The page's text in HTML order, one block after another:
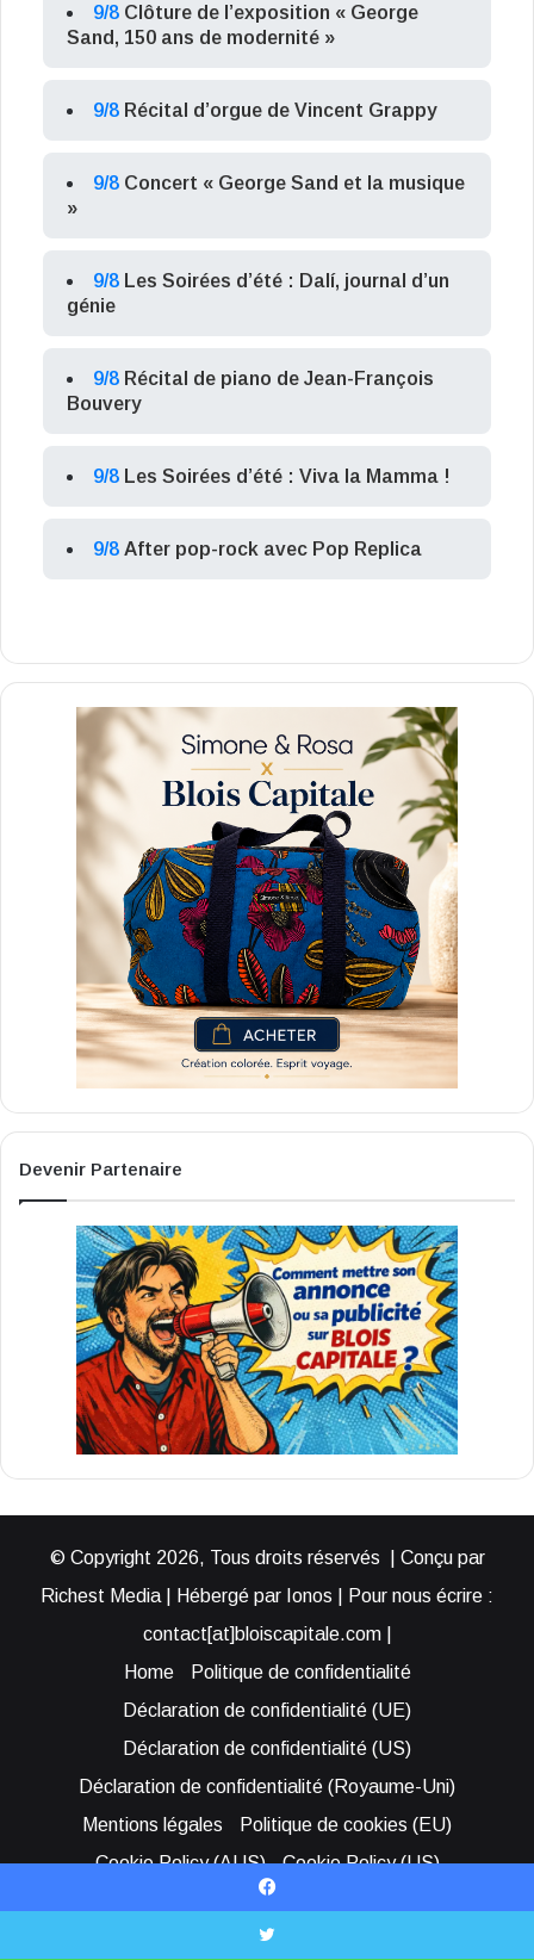
9/8 Clôture de l’exposition « George
Sand, 150 ans de modernité »
9/8 Récital d’orgue de Vincent Grappy
9/8 Concert « George Sand et la musique
»
9/8 Les Soirées d’été : Dalí, journal d’un
génie
9/8 Récital de piano de Jean-François
Bouvery
9/8 Les Soirées d’été : Viva la Mamma !
9/8 After pop-rock avec Pop Replica
Devenir Partenaire
© Copyright 2026, Tous droits réservés | Conçu par
Richest Media | Hébergé par Ionos | Pour nous écrire :
contact[at]bloiscapitale.com |
Home
Politique de confidentialité
Déclaration de confidentialité (UE)
Déclaration de confidentialité (US)
Déclaration de confidentialité (Royaume-Uni)
Mentions légales
Politique de cookies (EU)
Cookie Policy (AUS)
Cookie Policy (US)
Participer à Blois Capitale
Bénéficier d’une assistance
Facebook